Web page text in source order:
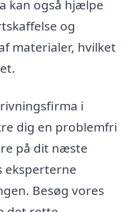
kan også hjælpe
og
materialer, hvilket
i
dig en problemfri
på dit næste
eksperterne
Besøg vores